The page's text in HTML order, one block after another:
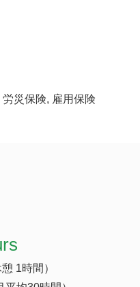
災保険, 雇用保険
1時間）